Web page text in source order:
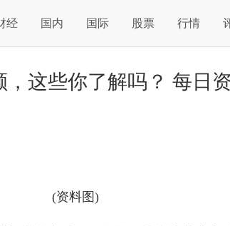
经 国内 国际 股票 行情
这些你了解吗？ 每日
(资料图)